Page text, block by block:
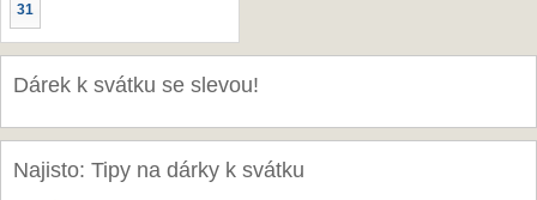
31
Dárek k svátku se slevou!
Najisto: Tipy na dárky k svátku